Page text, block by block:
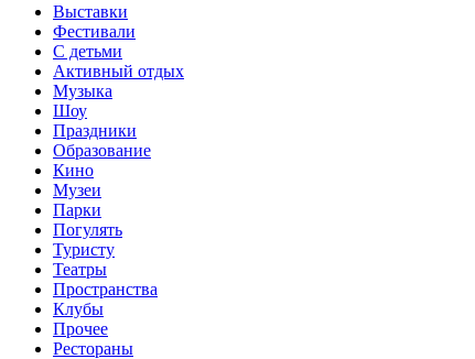
Выставки
Фестивали
С детьми
Активный отдых
Музыка
Шоу
Праздники
Образование
Кино
Музеи
Парки
Погулять
Туристу
Театры
Пространства
Клубы
Прочее
Рестораны